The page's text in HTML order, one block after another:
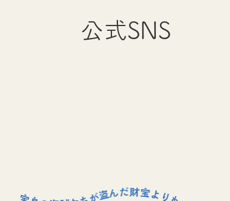
公式SNS